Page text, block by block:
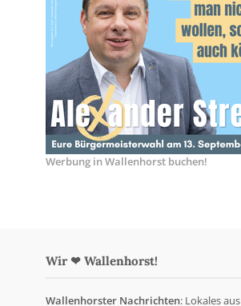
Werbung in Wallenhorst buchen!
Wir ❤ Wallenhorst!
Wallenhorster Nachrichten: Lokales aus